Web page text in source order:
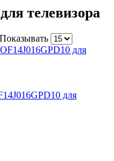
телевизора
Показывать
для